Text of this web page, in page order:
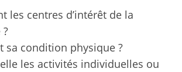
les centres d’intérêt de la
sa condition physique ?
les activités individuelles ou